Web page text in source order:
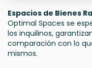
Espacios de Bienes
Optimal Spaces se
los inquilinos,
comparación con lo
mismos.